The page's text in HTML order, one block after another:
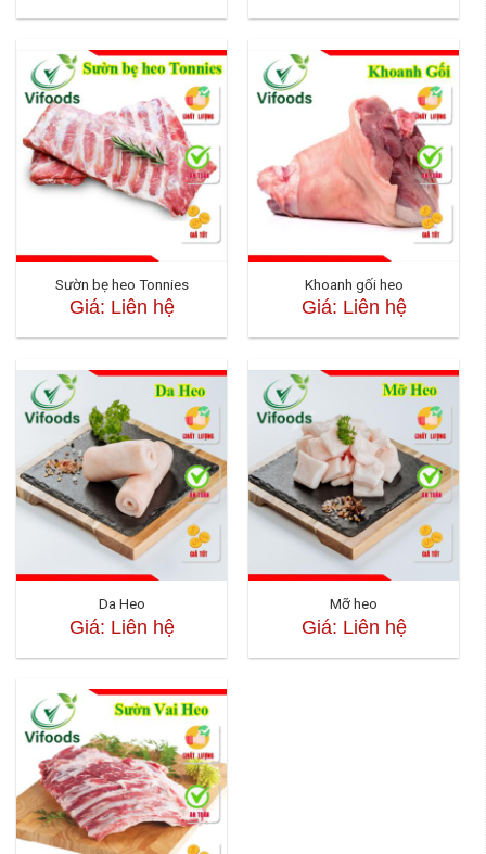
Sườn bẹ heo Tonnies
Giá: Liên hệ
Khoanh gối heo
Giá: Liên hệ
Da Heo
Giá: Liên hệ
Mỡ heo
Giá: Liên hệ